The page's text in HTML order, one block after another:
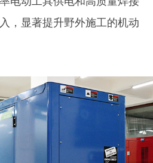
，显著提升野外施工的机动